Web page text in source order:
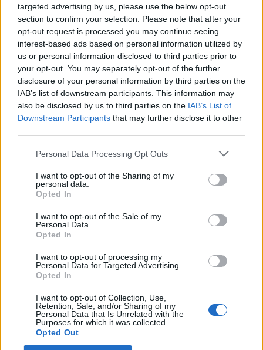
targeted advertising by us, please use the below opt-out
section to confirm your selection. Please note that after your
opt-out request is processed you may continue seeing
interest-based ads based on personal information utilized by
us or personal information disclosed to third parties prior to
your opt-out. You may separately opt-out of the further
disclosure of your personal information by third parties on the
IAB’s list of downstream participants. This information may
also be disclosed by us to third parties on the IAB’s List of
Downstream Participants that may further disclose it to other
Personal Data Processing Opt Outs
I want to opt-out of the Sharing of my
personal data.
Opted In
I want to opt-out of the Sale of my
Personal Data.
Opted In
I want to opt-out of processing my
Personal Data for Targeted Advertising.
Opted In
I want to opt-out of Collection, Use,
Retention, Sale, and/or Sharing of my
Personal Data that Is Unrelated with the
Purposes for which it was collected.
Opted Out
Με την Λάουρα ντε Νίγκρις